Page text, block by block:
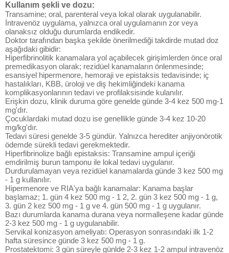
Kullanım şekli ve dozu:
Transamine; oral, parenteral veya lokal olarak uygulanabilir.
İntravenöz uygulama, yalnızca oral uygulamanın zor veya
olanaksız olduğu durumlarda endikedir.
Doktor tarafından başka şekilde önerilmediği takdirde mutad doz
aşağıdaki gibidir:
Hiperfibrinolitik kanamalara yol açabilecek girişimlerden önce oral
premedikasyon olarak; rezidüel kanamaların önlenmesinde;
esansiyel hipermenore, hemoraji ve epistaksis tedavisinde; iç
hastalıkları, KBB, üroloji ve diş hekimliğindeki kanama
komplikasyonlarının tedavi ve profilaksisinde kulanılır.
Erişkin dozu, klinik duruma göre genelde günde 3-4 kez 500 mg-1
mg'dır.
Çocuklardaki mutad dozu ise genellikle günde 3-4 kez 10-20
mg/kg'dır.
Tedavi süresi genelde 3-5 gündür. Yalnızca herediter anjiyonörotik
ödemde sürekli tedavi gerekmektedir.
Hiperfibrinolize bağlı epistaksis: Transamine ampul içeriği
emdirilmiş burun tamponu ile lokal tedavi uygulanır.
Durdurulamayan veya rezidüel kanamalarda günde 3 kez 500 mg
- 1 g kullanılır.
Hipermenore ve RIA'ya bağlı kanamalar: Kanama başlar
başlamaz; 1. gün 4 kez 500 mg - 1 2, 2. gün 3 kez 500 mg - 1 g,
3. gün 2 kez 500 mg - 1 g ve 4. gün 500 mg - 1 g uygulanır.
Bazı durumlarda kanama durana veya normalleşene kadar günde
2-3 kez 500 mg - 1 g uygulanabilir.
Servikal konizasyon ameliyatı: Operasyon sonrasındaki ilk 1-2
hafta süresince günde 3 kez 500 mg - 1 g.
Prostatektomi: 3 gün süreyle günlde 2-3 kez 1-2 ampul intravenöz